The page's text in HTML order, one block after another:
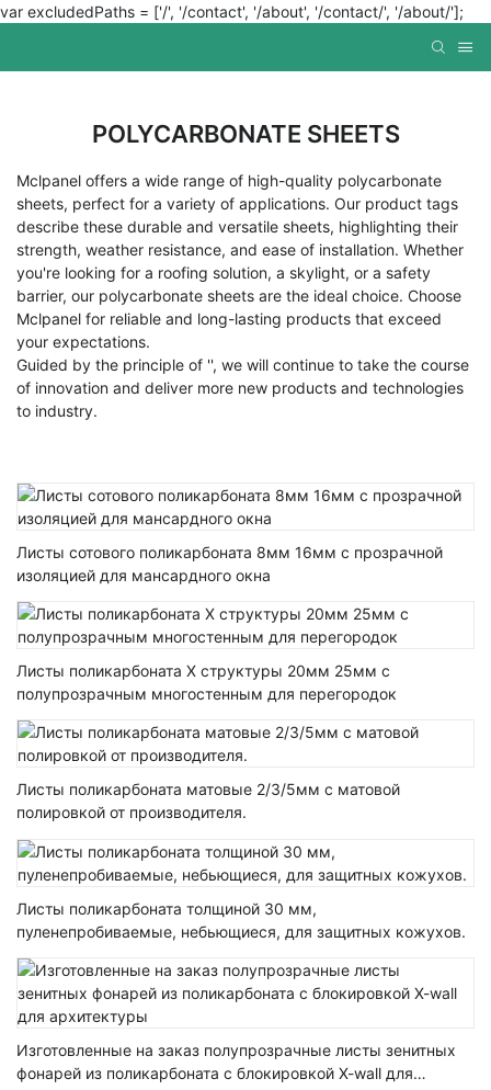
var excludedPaths = ['/', '/contact', '/about', '/contact/', '/about/'];
POLYCARBONATE SHEETS
Mclpanel offers a wide range of high-quality polycarbonate
sheets, perfect for a variety of applications. Our product tags
describe these durable and versatile sheets, highlighting their
strength, weather resistance, and ease of installation. Whether
you're looking for a roofing solution, a skylight, or a safety
barrier, our polycarbonate sheets are the ideal choice. Choose
Mclpanel for reliable and long-lasting products that exceed
your expectations.
Guided by the principle of '', we will continue to take the course
of innovation and deliver more new products and technologies
to industry.
Листы сотового поликарбоната 8мм 16мм с прозрачной
изоляцией для мансардного окна
Листы поликарбоната Х структуры 20мм 25мм с
полупрозрачным многостенным для перегородок
Листы поликарбоната матовые 2/3/5мм с матовой
полировкой от производителя.
Листы поликарбоната толщиной 30 мм,
пуленепробиваемые, небьющиеся, для защитных кожухов.
Изготовленные на заказ полупрозрачные листы зенитных
фонарей из поликарбоната с блокировкой X-wall для